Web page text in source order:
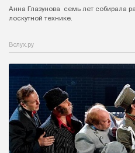
Анна Глазунова семь лет собирала
лоскутной технике.
Вслух.ру